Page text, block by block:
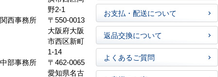
野2-1
関西事務所
〒550-0013
大阪府大阪
市西区新町
1-14
中部事務所
〒462-0065
愛知県名古
お支払・配送について
返品交換について
よくあるご質問